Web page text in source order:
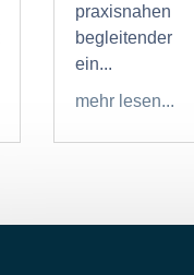
begleitender
ein...
mehr lesen...